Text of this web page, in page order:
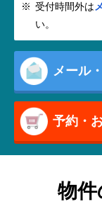
受付時間外は
い。
メール
予約・
物